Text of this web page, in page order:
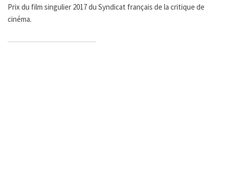
Prix du film singulier 2017 du Syndicat français de la critique de
cinéma.